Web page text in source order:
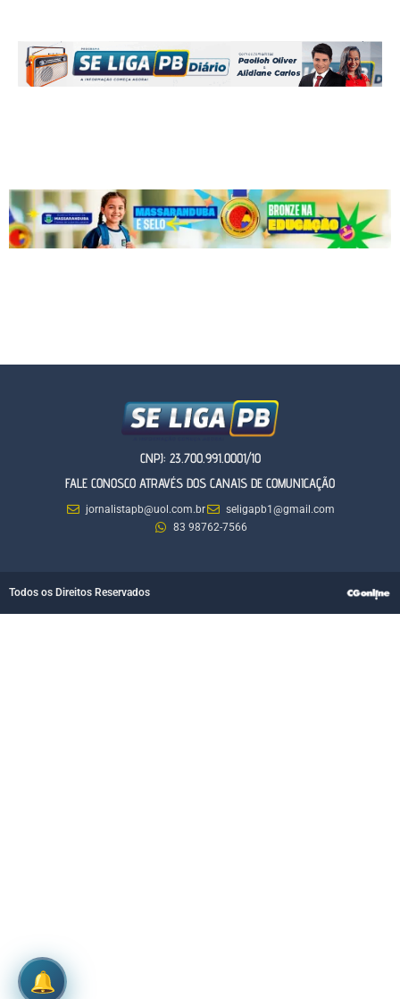
CNPJ: 23.700.991.0001/10
FALE CONOSCO ATRAVÉS DOS CANAIS DE COMUNICAÇÃO
jornalistapb@uol.com.br
seligapb1@gmail.com
83 98762-7566
Todos os Direitos Reservados